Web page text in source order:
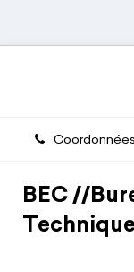
Coordonnées
BEC //